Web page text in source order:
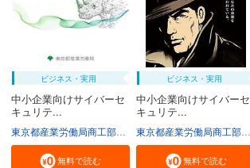
ビジネス・実用
中小企業向けサイバーセ
キュリテ...
無料で読む
ビジネス・実用
中小企業向けサイバーセ
キュリテ...
無料で読む